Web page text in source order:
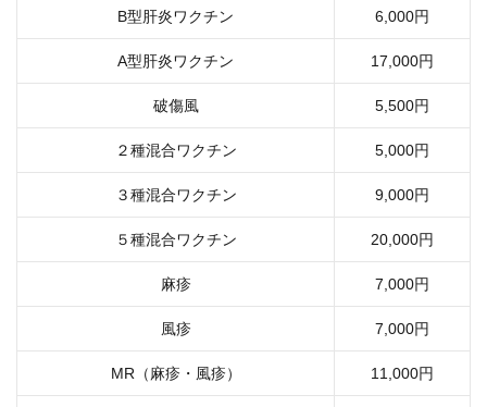
B型肝炎ワクチン 6,000円
A型肝炎ワクチン 17,000円
破傷風 5,500円
２種混合ワクチン 5,000円
３種混合ワクチン 9,000円
５種混合ワクチン 20,000円
麻疹 7,000円
風疹 7,000円
MR（麻疹・風疹） 11,000円